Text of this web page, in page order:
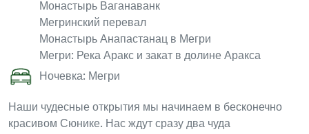
Монастырь Ваганаванк
Мегринский перевал
Монастырь Анапастанац в Мегри
Мегри: Река Аракс и закат в долине Аракса
Ночевка: Мегри
Наши чудесные открытия мы начинаем в бесконечно
красивом Сюнике. Нас ждут сразу два чуда